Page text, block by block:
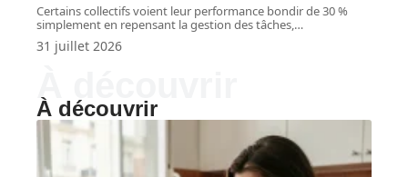
Certains collectifs voient leur performance bondir de 30 %
simplement en repensant la gestion des tâches, …
31 juillet 2026
À découvrir